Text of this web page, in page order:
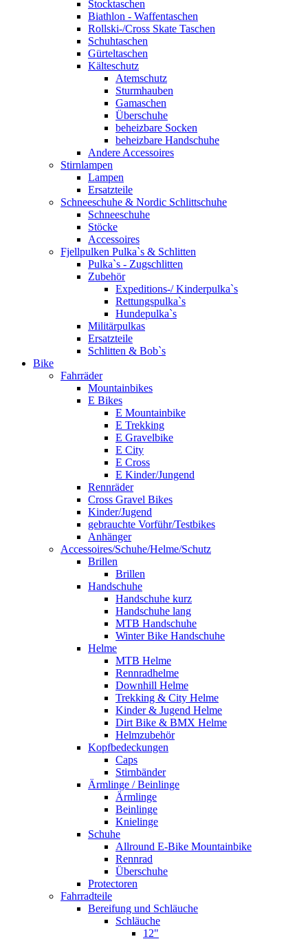
Stocktaschen
Biathlon - Waffentaschen
Rollski-/Cross Skate Taschen
Schuhtaschen
Gürteltaschen
Kälteschutz
Atemschutz
Sturmhauben
Gamaschen
Überschuhe
beheizbare Socken
beheizbare Handschuhe
Andere Accessoires
Stirnlampen
Lampen
Ersatzteile
Schneeschuhe & Nordic Schlittschuhe
Schneeschuhe
Stöcke
Accessoires
Fjellpulken Pulka`s & Schlitten
Pulka`s - Zugschlitten
Zubehör
Expeditions-/ Kinderpulka`s
Rettungspulka`s
Hundepulka`s
Militärpulkas
Ersatzteile
Schlitten & Bob`s
Bike
Fahrräder
Mountainbikes
E Bikes
E Mountainbike
E Trekking
E Gravelbike
E City
E Cross
E Kinder/Jungend
Rennräder
Cross Gravel Bikes
Kinder/Jugend
gebrauchte Vorführ/Testbikes
Anhänger
Accessoires/Schuhe/Helme/Schutz
Brillen
Brillen
Handschuhe
Handschuhe kurz
Handschuhe lang
MTB Handschuhe
Winter Bike Handschuhe
Helme
MTB Helme
Rennradhelme
Downhill Helme
Trekking & City Helme
Kinder & Jugend Helme
Dirt Bike & BMX Helme
Helmzubehör
Kopfbedeckungen
Caps
Stirnbänder
Ärmlinge / Beinlinge
Ärmlinge
Beinlinge
Knielinge
Schuhe
Allround E-Bike Mountainbike
Rennrad
Überschuhe
Protectoren
Fahrradteile
Bereifung und Schläuche
Schläuche
12"